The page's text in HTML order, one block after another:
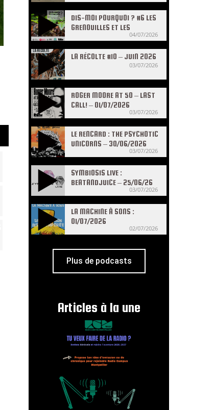
DIS-MOI POURQUOI ? #6 LES
GRENOUILLES ET LES
04/07/2026
LA RÉCOLTE #10 – JUIN 2026
03/07/2026
ROGER MOORE AT 50 – LAST
CALL! – 01/07/2026
03/07/2026
LE RENCARD : THE PSYCHOTIC
UNICORNS – 30/06/2026
03/07/2026
SYMBIOSIS LIVE :
BEATANDJUICE – 25/06/26
03/07/2026
LA MACHINE À SONS :
01/07/2026
02/07/2026
Plus de podcasts
Articles à la une